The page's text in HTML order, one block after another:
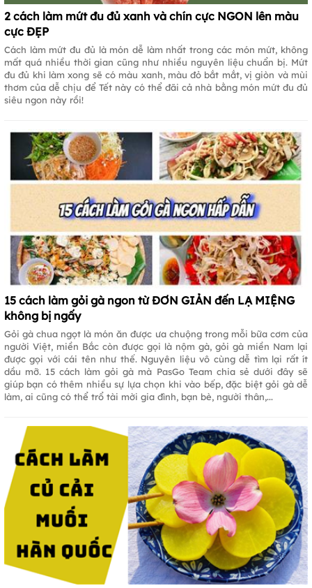
2 cách làm mứt đu đủ xanh và chín cực NGON lên màu
cực ĐẸP
Cách làm mứt đu đủ là món dễ làm nhất trong các món mứt, không
mất quá nhiều thời gian cũng như nhiều nguyên liệu chuẩn bị. Mứt
đu đủ khi làm xong sẽ có màu xanh, màu đỏ bắt mắt, vị giòn và mùi
thơm của dễ chịu để Tết này có thể đãi cả nhà bằng món mứt đu đủ
siêu ngon này rồi!
15 cách làm gỏi gà ngon từ ĐƠN GIẢN đến LẠ MIỆNG
không bị ngấy
Gỏi gà chua ngọt là món ăn được ưa chuộng trong mỗi bữa cơm của
người Việt, miền Bắc còn được gọi là nộm gà, gỏi gà miền Nam lại
được gọi với cái tên như thế. Nguyên liệu vô cùng dễ tìm lại rất ít
dầu mỡ. 15 cách làm gỏi gà mà PasGo Team chia sẻ dưới đây sẽ
giúp bạn có thêm nhiều sự lựa chọn khi vào bếp, đặc biệt gỏi gà dễ
làm, ai cũng có thể trổ tài mời gia đình, bạn bè, người thân,...